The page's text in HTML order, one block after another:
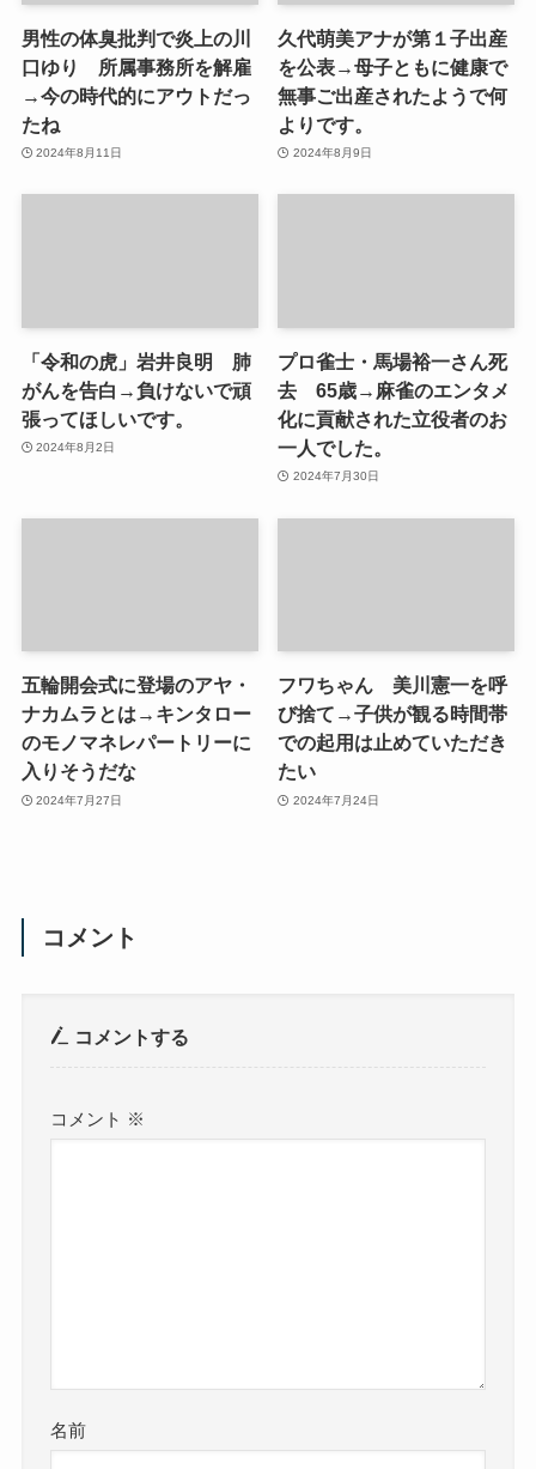
男性の体臭批判で炎上の川
口ゆり 所属事務所を解雇
→今の時代的にアウトだっ
たね
2024年8月11日
久代萌美アナが第１子出産
を公表→母子ともに健康で
無事ご出産されたようで何
よりです。
2024年8月9日
「令和の虎」岩井良明 肺
がんを告白→負けないで頑
張ってほしいです。
2024年8月2日
プロ雀士・馬場裕一さん死
去 65歳→麻雀のエンタメ
化に貢献された立役者のお
一人でした。
2024年7月30日
五輪開会式に登場のアヤ・
ナカムラとは→キンタロー
のモノマネレパートリーに
入りそうだな
2024年7月27日
フワちゃん 美川憲一を呼
び捨て→子供が観る時間帯
での起用は止めていただき
たい
2024年7月24日
コメント
コメントする
コメント ※
名前